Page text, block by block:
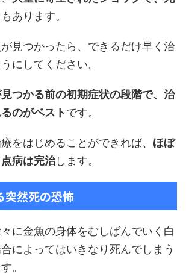
あります。
見つかったら、できるだけ早く治
にしてください。
つかる前の初期症状の段階で、治
のがベストです。
をはじめることができれば、 ほぼ
病は完治します。
突然死の恐怖
に金魚の身体をむしばんでいく白
によってはいきなり死んでしまう
。